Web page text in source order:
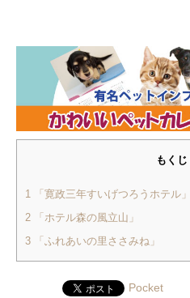
もくじ
1
「寛政三年すいげつろうホテル」
2 「ホテル森の風立山」
3 「ふれあいの里ささみね」
Pocket